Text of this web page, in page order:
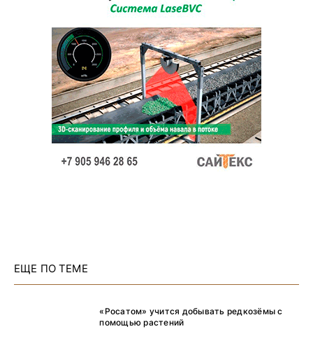
ЕЩЕ ПО ТЕМЕ
«Росатом» учится добывать редкозёмы с
помощью растений